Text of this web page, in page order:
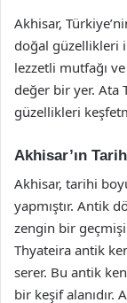
Akhisar,
doğal güzellikleri
lezzetli mutfağı
değer bir yer. Ata
güzellikleri
Akhisar’ın
Akhisar, tarihi
yapmıştır. Antik
zengin bir geçmişi
Thyateira antik
serer. Bu antik
bir keşif alanıdır.